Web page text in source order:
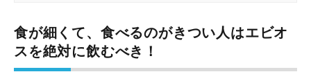
食が細くて、食べるのがきつい人はエビオ
スを絶対に飲むべき！